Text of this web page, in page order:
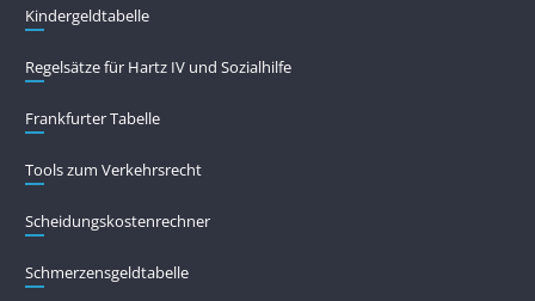
Kindergeldtabelle
Regelsätze für Hartz IV und Sozialhilfe
Frankfurter Tabelle
Tools zum Verkehrsrecht
Scheidungskostenrechner
Schmerzensgeldtabelle